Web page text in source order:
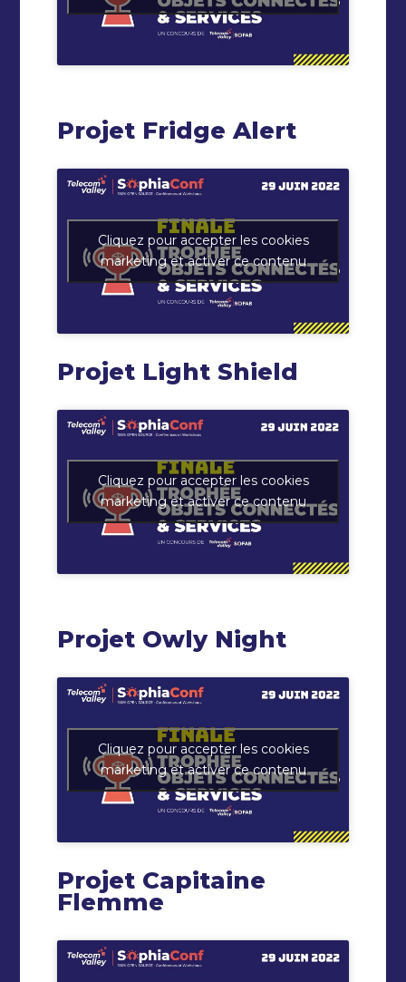
Projet Fridge Alert
Cliquez pour accepter les cookies
marketing et activer ce contenu
Projet Light Shield
Cliquez pour accepter les cookies
marketing et activer ce contenu
Projet Owly Night
Cliquez pour accepter les cookies
marketing et activer ce contenu
Projet Capitaine
Flemme